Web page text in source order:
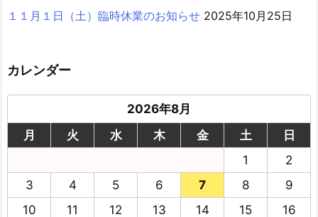
１１月１日（土）臨時休業のお知らせ 2025年10月25日
カレンダー
2026年8月
月
火 水 木 金 土
日
1
2
3
4 5 6 7 8
9
10
11 12 13 14 15 16